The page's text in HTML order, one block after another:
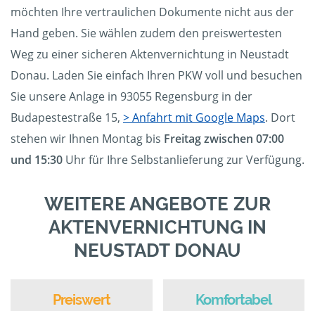
möchten Ihre vertraulichen Dokumente nicht aus der
Hand geben. Sie wählen zudem den preiswertesten
Weg zu einer sicheren Aktenvernichtung in Neustadt
Donau. Laden Sie einfach Ihren PKW voll und besuchen
Sie unsere Anlage in 93055 Regensburg in der
Budapestestraße 15, > Anfahrt mit Google Maps. Dort
stehen wir Ihnen Montag bis Freitag zwischen 07:00
und 15:30 Uhr für Ihre Selbstanlieferung zur Verfügung.
WEITERE ANGEBOTE ZUR
AKTENVERNICHTUNG IN
NEUSTADT DONAU
Preiswert Komfortabel